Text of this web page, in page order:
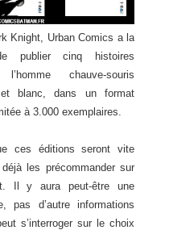
Knight, Urban Comics a la
publier cinq histoires
chauve-souris
blanc, dans un format
à 3.000 exemplaires.
ces éditions seront vite
les précommander sur
Il y aura peut-être une
pas d’autre informations
s’interroger sur le choix